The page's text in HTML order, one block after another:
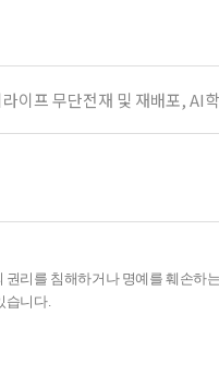
이프 무단전재 및 재배포, AI